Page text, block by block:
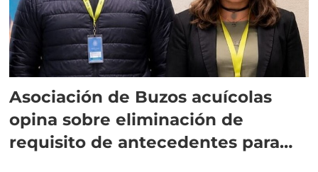
Asociación de Buzos acuícolas
opina sobre eliminación de
requisito de antecedentes para